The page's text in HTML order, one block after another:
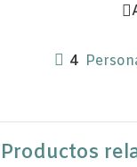
4
Productos